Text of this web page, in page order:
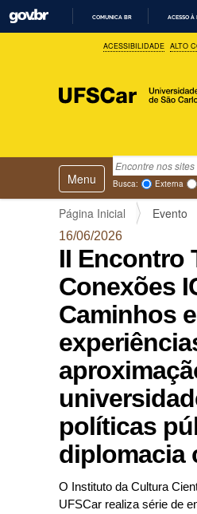
R
A
E
D
COMUNICA BR ACESSO À
ACESSIBILIDADE ALTO
Busca
Busca
Busca: Externa
v
Toggle navigation
Página Inicial Evento
16/06/2026
II Encontro
Conexões
Caminhos e
políticas
diplomacia
O Instituto da Cultura
UFSCar realiza série de